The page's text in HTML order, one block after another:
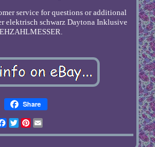
service for questions or additional
elektrisch schwarz Daytona Inklusive
Share
Facebook
TwitterPinterest